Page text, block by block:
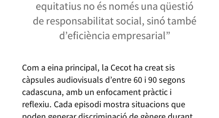
equitatius no és només una qüestió
de responsabilitat social, sinó també
d’eficiència empresarial”
Com a eina principal, la Cecot ha creat sis
càpsules audiovisuals d’entre 60 i 90 segons
cadascuna, amb un enfocament pràctic i
reflexiu. Cada episodi mostra situacions que